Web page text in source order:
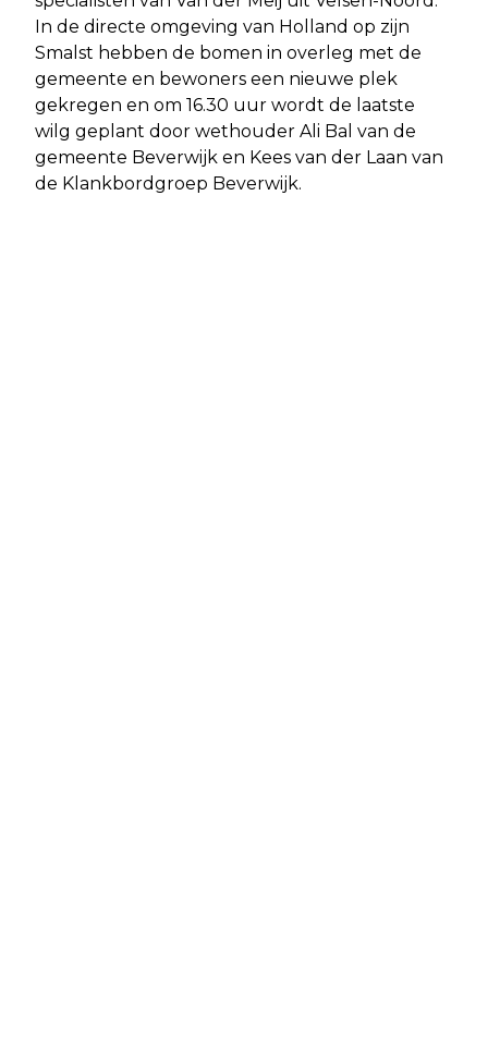
In de directe omgeving van Holland op zijn
Smalst hebben de bomen in overleg met de
gemeente en bewoners een nieuwe plek
gekregen en om 16.30 uur wordt de laatste
wilg geplant door wethouder Ali Bal van de
gemeente Beverwijk en Kees van der Laan van
de Klankbordgroep Beverwijk.